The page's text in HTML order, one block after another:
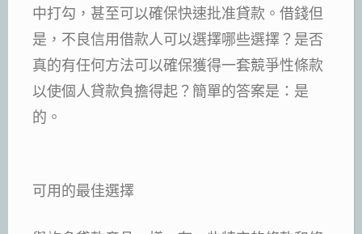
中打勾，甚至可以確保快速批准貸款。借錢但
是，不良信用借款人可以選擇哪些選擇？是否
真的有任何方法可以確保獲得一套競爭性條款
以使個人貸款負擔得起？簡單的答案是：是
的。
可用的最佳選擇